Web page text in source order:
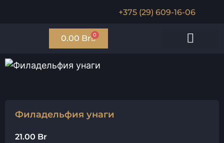
+375 (29) 609-16-06
0.00 Br 0
Филадельфия унаги
21.00 Br